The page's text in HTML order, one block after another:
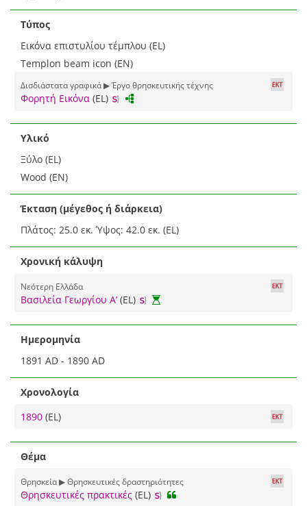
Τύπος
Εικόνα επιστυλίου τέμπλου (EL)
Templon beam icon (EN)
Δισδιάστατα γραφικά ▶ Έργο θρησκευτικής τέχνης
Φορητή Εικόνα (EL)
Υλικό
Ξύλο (EL)
Wood (EN)
Έκταση (μέγεθος ή διάρκεια)
Πλάτος: 25.0 εκ. Ύψος: 42.0 εκ. (EL)
Χρονική κάλυψη
Νεότερη Ελλάδα
Βασιλεία Γεωργίου Α’ (EL)
Ημερομηνία
1891 AD - 1890 AD
Χρονολογία
1890 (EL)
Θέμα
Θρησκεία ▶ Θρησκευτικές δραστηριότητες
Θρησκευτικές πρακτικές (EL)